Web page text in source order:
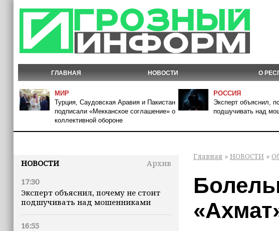
ГЛАВНАЯ НОВОСТИ О
МИР
Турция, Саудовская Аравия и Пакистан
подписали «Мекканское соглашение» о
коллективной обороне
РОССИЯ
Эксперт объяснил,
подшучивать над
НОВОСТИ
Архив
17:30
Эксперт объяснил, почему не стоит
подшучивать над мошенниками
16:55
Главная » НОВОСТИ »